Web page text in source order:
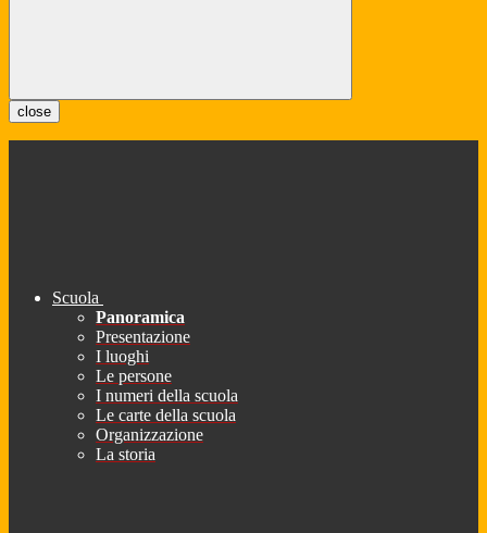
close
Scuola
Panoramica
Presentazione
I luoghi
Le persone
I numeri della scuola
Le carte della scuola
Organizzazione
La storia